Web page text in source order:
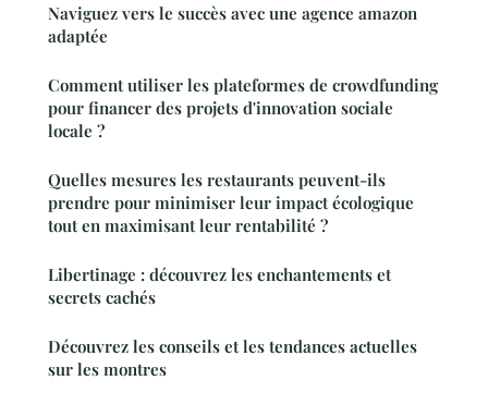
Naviguez vers le succès avec une agence amazon
adaptée
Comment utiliser les plateformes de crowdfunding
pour financer des projets d'innovation sociale
locale ?
Quelles mesures les restaurants peuvent-ils
prendre pour minimiser leur impact écologique
tout en maximisant leur rentabilité ?
Libertinage : découvrez les enchantements et
secrets cachés
Découvrez les conseils et les tendances actuelles
sur les montres